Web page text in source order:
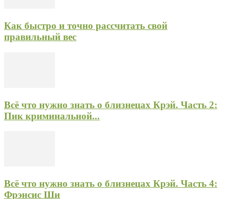
Как быстро и точно рассчитать свой
правильный вес
Всё что нужно знать о близнецах Крэй. Часть 2:
Пик криминальной...
Всё что нужно знать о близнецах Крэй. Часть 4:
Фрэнсис Ши